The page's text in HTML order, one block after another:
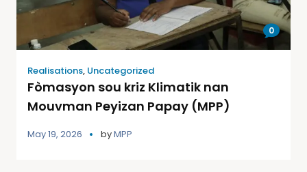
0
Realisations, Uncategorized
Fòmasyon sou kriz Klimatik nan
Mouvman Peyizan Papay (MPP)
May 19, 2026 byMPP